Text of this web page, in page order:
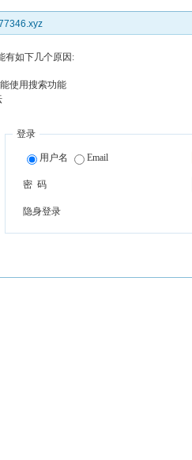
有如下几个原因:
使用搜索功能
登录
用户名 Email
密 码
隐身登录